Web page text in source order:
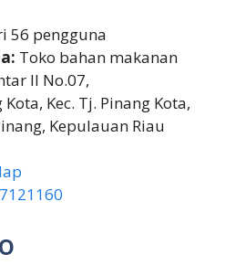
56 pengguna
Toko bahan makanan
II No.07,
Kec. Tj. Pinang Kota,
Kepulauan Riau